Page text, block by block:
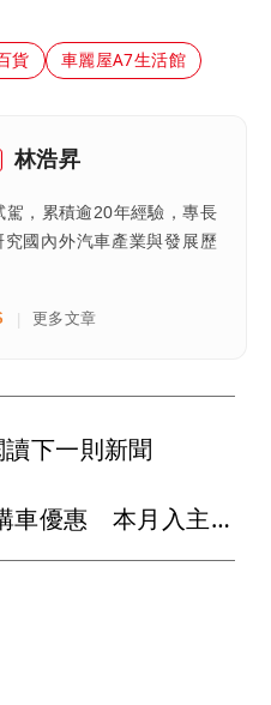
貨 車麗屋A7生活館
林浩昇
，累積逾20年經驗，專長
國內外汽車產業與發展歷
更多文章
下一則新聞
BMW推「仲夏禮遇」購車優惠 本月入主送晶華三天兩夜、低月付5,900元起